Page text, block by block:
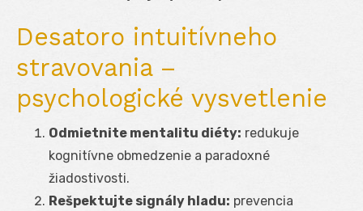
Desatoro intuitívneho
stravovania –
psychologické vysvetlenie
Odmietnite mentalitu diéty: redukuje
kognitívne obmedzenie a paradoxné
žiadostivosti.
Rešpektujte signály hladu: prevencia